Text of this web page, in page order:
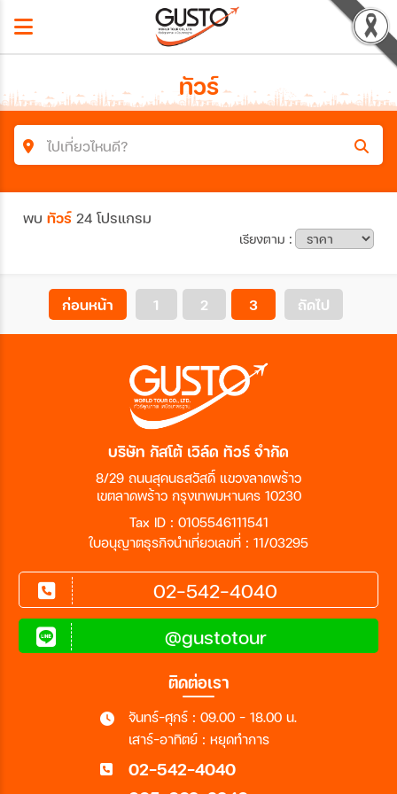
ทัวร์
ไปเที่ยวไหนดี?
ประเทศ
เฉพาะเดือน
ระหว่าง
พบ ทัวร์ 24 โปรแกรม
เรียงตาม :
ก่อนหน้า 1 2 3 ถัดไป
บริษัท กัสโต้ เวิล์ด ทัวร์ จำกัด
8/29 ถนนสุคนธสวัสดิ์ แขวงลาดพร้าว
เขตลาดพร้าว กรุงเทพมหานคร 10230
Tax ID : 0105546111541
ใบอนุญาตธุรกิจนำเที่ยวเลขที่ : 11/03295
02-542-4040
@gustotour
ติดต่อเรา
จันทร์-ศุกร์ : 09.00 - 18.00 น.
เสาร์-อาทิตย์ : หยุดทำการ
02-542-4040